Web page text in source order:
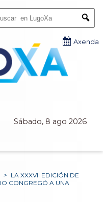
Sábado, 8 ago 2026
Axenda
> LA XXXVII EDICIÓN DE
CONGREGÓ A UNA